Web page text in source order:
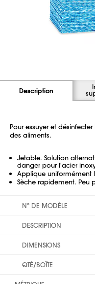
Description
Pour essuyer et
des aliments.
Jetable. Solution
danger pour l'acier
Applique uniformément
Sèche rapidement. Peu
Nº DE MODÈLE
DESCRIPTION
DIMENSIONS
QTÉ/BOÎTE